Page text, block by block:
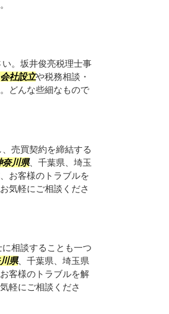
。坂井俊亮税理士事
会社設立や税務相談・
どんな些細なもので
売買契約を締結する
奈川県、千葉県、埼玉
お客様のトラブルを
気軽にご相談くださ
相談することも一つ
県、千葉県、埼玉県
客様のトラブルを解
軽にご相談くださ